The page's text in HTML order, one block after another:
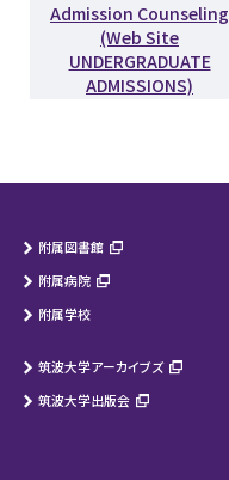
Admission Counseling
(Web Site
UNDERGRADUATE
ADMISSIONS)
附属図書館
附属病院
附属学校
筑波大学アーカイブズ
筑波大学出版会